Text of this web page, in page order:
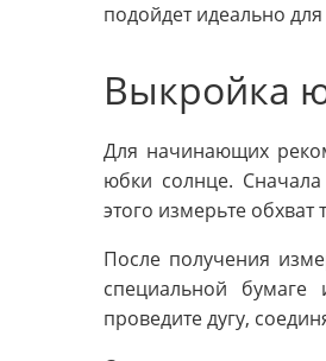
подойдет идеально
Выкройка
Для начинающих
юбки солнце.
этого измерьте
После получения
специальной бумаге
проведите дугу,